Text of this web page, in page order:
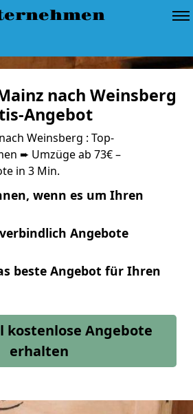
nach Weinsberg
Angebot
Weinsberg : Top-
➨ Umzüge ab 73€ –
in 3 Min.
wenn es um Ihren
Angebote
beste Angebot für Ihren
kostenlose Angebote
erhalten